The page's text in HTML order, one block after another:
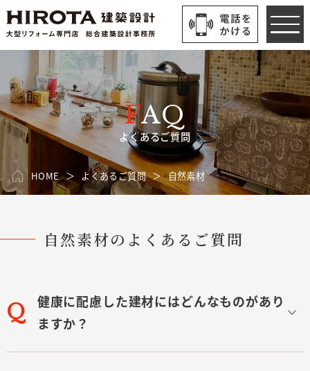
FAQ
よくあるご質問
HOME よくあるご質問 自然素材
自然素材のよくあるご質問
健康に配慮した建材にはどんなものがあり
ますか？